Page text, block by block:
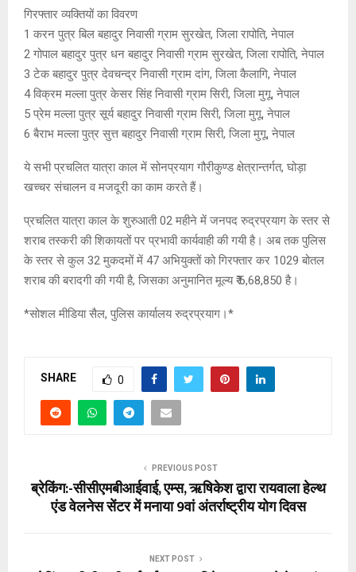
गिरफ्तार व्यक्तियों का विवरण
1 करन पुत्र बिल बहादुर निवासी ग्राम सुरखेत, जिला रापोति, नेपाल
2 गोपाल बहादुर पुत्र धन बहादुर निवासी ग्राम सुरखेत, जिला रापोति, नेपाल
3 टेक बहादुर पुत्र देवचन्द्र निवासी ग्राम दांग, जिला कैलागि, नेपाल
4 विक्रम मल्ला पुत्र केसर सिंह निवासी ग्राम सिरी, जिला मुगू, नेपाल
5 प्रेम मल्ला पुत्र सूर्य बहादुर निवासी ग्राम सिरी, जिला मुगू, नेपाल
6 बैराभ मल्ला पुत्र सुत्त बहादुर निवासी ग्राम सिरी, जिला मुगू, नेपाल
ये सभी प्रचलित यात्रा काल में सोनप्रयाग गौरीकुण्ड क्षेत्रान्तर्गत, घोड़ा
खच्चर संचालन व मजदूरी का काम करते हैं।
प्रचलित यात्रा काल के शुरुआती 02 महीने में जनपद रुद्रप्रयाग के स्तर से
शराब तस्करी की शिकायतों पर प्रभावी कार्यवाही की गयी है। अब तक पुलिस
के स्तर से कुल 32 मुकदमों में 47 अभियुक्तों को गिरफ्तार कर 1029 बोतल
शराब की बरादगी की गयी है, जिसका अनुमानित मूल्य ₹ 6,68,850 है।
*सोशल मीडिया सैल, पुलिस कार्यालय रुद्रप्रयाग।*
SHARE 0
PREVIOUS POST
ब्रेकिंग:-सीसीएमबीआईवाई, एम्स, ऋषिकेश द्वारा रायवाला हेल्थ
एंड वेलनेस सेंटर में मनाया 9वां अंतर्राष्ट्रीय योग दिवस
NEXT POST